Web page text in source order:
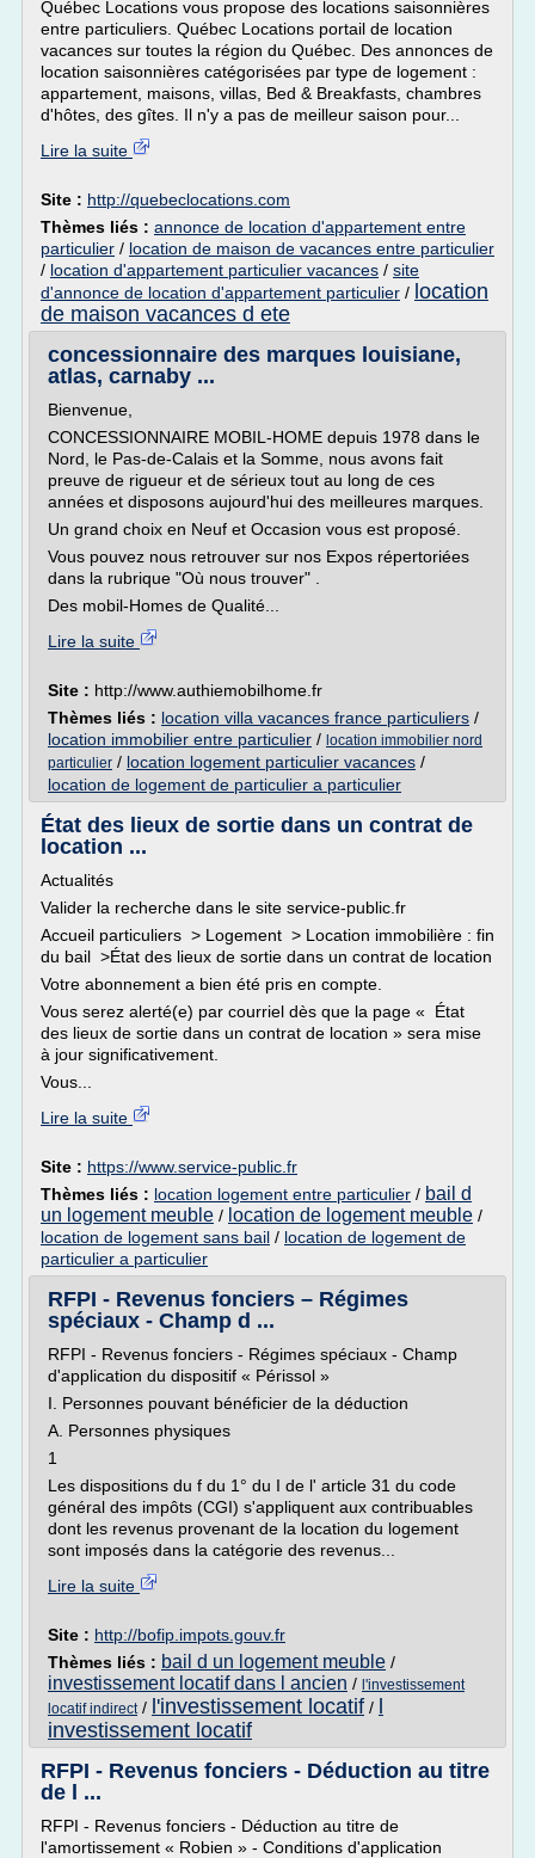
Québec Locations vous propose des locations saisonnières
entre particuliers. Québec Locations portail de location
vacances sur toutes la région du Québec. Des annonces de
location saisonnières catégorisées par type de logement :
appartement, maisons, villas, Bed & Breakfasts, chambres
d'hôtes, des gîtes. Il n'y a pas de meilleur saison pour...
Lire la suite
Site : http://quebeclocations.com
Thèmes liés : annonce de location d'appartement entre
particulier / location de maison de vacances entre particulier
/ location d'appartement particulier vacances / site
d'annonce de location d'appartement particulier / location
de maison vacances d ete
concessionnaire des marques louisiane,
atlas, carnaby ...
Bienvenue,
CONCESSIONNAIRE MOBIL-HOME depuis 1978 dans le
Nord, le Pas-de-Calais et la Somme, nous avons fait
preuve de rigueur et de sérieux tout au long de ces
années et disposons aujourd'hui des meilleures marques.
Un grand choix en Neuf et Occasion vous est proposé.
Vous pouvez nous retrouver sur nos Expos répertoriées
dans la rubrique "Où nous trouver" .
Des mobil-Homes de Qualité...
Lire la suite
Site : http://www.authiemobilhome.fr
Thèmes liés : location villa vacances france particuliers /
location immobilier entre particulier / location immobilier nord
particulier / location logement particulier vacances /
location de logement de particulier a particulier
État des lieux de sortie dans un contrat de
location ...
Actualités
Valider la recherche dans le site service-public.fr
Accueil particuliers > Logement > Location immobilière : fin
du bail >État des lieux de sortie dans un contrat de location
Votre abonnement a bien été pris en compte.
Vous serez alerté(e) par courriel dès que la page « État
des lieux de sortie dans un contrat de location » sera mise
à jour significativement.
Vous...
Lire la suite
Site : https://www.service-public.fr
Thèmes liés : location logement entre particulier / bail d
un logement meuble / location de logement meuble /
location de logement sans bail / location de logement de
particulier a particulier
RFPI - Revenus fonciers – Régimes
spéciaux - Champ d ...
RFPI - Revenus fonciers - Régimes spéciaux - Champ
d'application du dispositif « Périssol »
I. Personnes pouvant bénéficier de la déduction
A. Personnes physiques
1
Les dispositions du f du 1° du I de l' article 31 du code
général des impôts (CGI) s'appliquent aux contribuables
dont les revenus provenant de la location du logement
sont imposés dans la catégorie des revenus...
Lire la suite
Site : http://bofip.impots.gouv.fr
Thèmes liés : bail d un logement meuble /
investissement locatif dans l ancien / l'investissement
locatif indirect/ l'investissement locatif /
investissement locatif
RFPI - Revenus fonciers - Déduction au titre
de l ...
RFPI - Revenus fonciers - Déduction au titre de
l'amortissement « Robien » - Conditions d'application